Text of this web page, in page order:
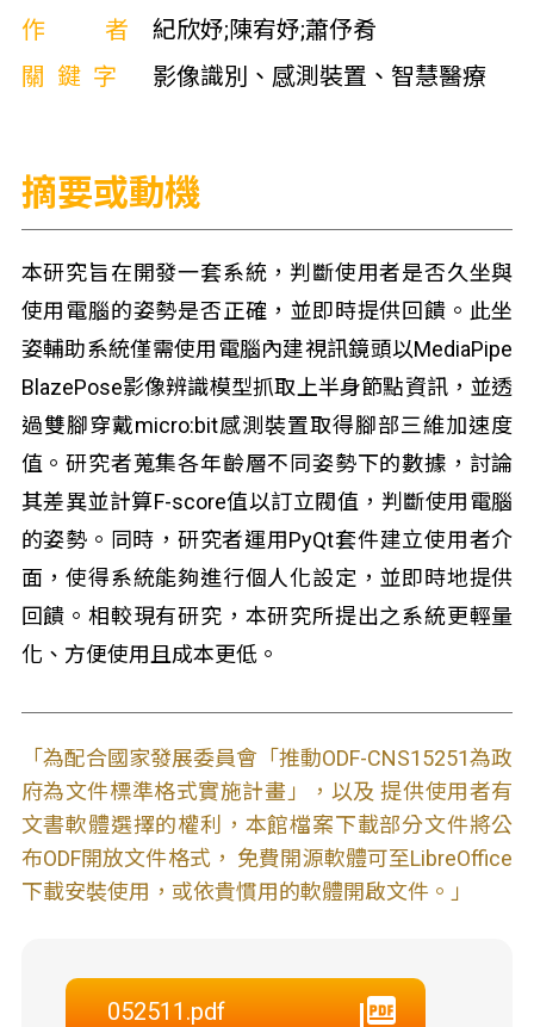
作者
紀欣妤;陳宥妤;蕭伃肴
關鍵字
影像識別、感測裝置、智慧醫療
摘要或動機
本研究旨在開發一套系統，判斷使用者是否久坐與
使用電腦的姿勢是否正確，並即時提供回饋。此坐
姿輔助系統僅需使用電腦內建視訊鏡頭以MediaPipe
BlazePose影像辨識模型抓取上半身節點資訊，並透
過雙腳穿戴micro:bit感測裝置取得腳部三維加速度
值。研究者蒐集各年齡層不同姿勢下的數據，討論
其差異並計算F-score值以訂立閥值，判斷使用電腦
的姿勢。同時，研究者運用PyQt套件建立使用者介
面，使得系統能夠進行個人化設定，並即時地提供
回饋。相較現有研究，本研究所提出之系統更輕量
化、方便使用且成本更低。
「為配合國家發展委員會「推動ODF-CNS15251為政
府為文件標準格式實施計畫」，以及 提供使用者有
文書軟體選擇的權利，本館檔案下載部分文件將公
布ODF開放文件格式， 免費開源軟體可至LibreOffice
下載安裝使用，或依貴慣用的軟體開啟文件。」
052511.pdf